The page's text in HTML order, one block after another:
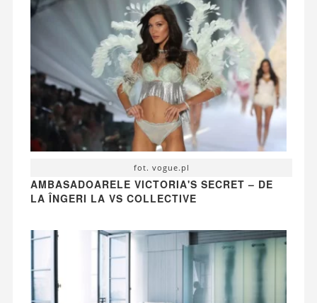
fot. vogue.pl
AMBASADOARELE VICTORIA'S SECRET – DE
LA ÎNGERI LA VS COLLECTIVE